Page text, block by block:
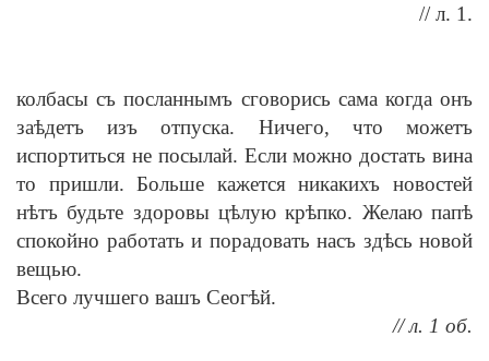
// л. 1.
колбасы съ посланнымъ сговорись сама когда онъ
заѣдетъ изъ отпуска. Ничего, что можетъ
испортиться не посылай. Если можно достать вина
то пришли. Больше кажется никакихъ новостей
нѣтъ будьте здоровы цѣлую крѣпко. Желаю папѣ
спокойно работать и порадовать насъ здѣсь новой
вещью.
Всего лучшего вашъ Сеогѣй.
// л. 1 об.